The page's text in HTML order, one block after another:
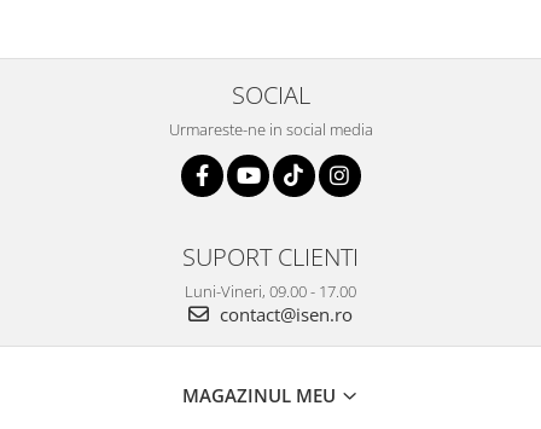
SOCIAL
Urmareste-ne in social media
SUPORT CLIENTI
Luni-Vineri, 09.00 - 17.00
contact@isen.ro
MAGAZINUL MEU